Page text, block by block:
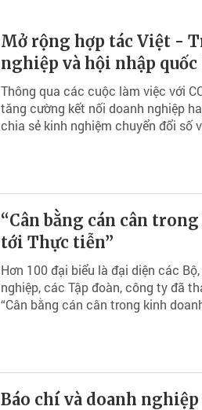
Mở rộng hợp tác Việt -
nghiệp và hội nhập quốc
Thông qua các cuộc làm việc với
tăng cường kết nối doanh nghiệp
chia sẻ kinh nghiệm chuyển đổi số
“Cân bằng cán cân
tới Thực tiễn”
Hơn 100 đại biểu là đại diện các
nghiệp, các Tập đoàn, công ty đã
“Cân bằng cán cân trong kinh
Báo chí và doanh